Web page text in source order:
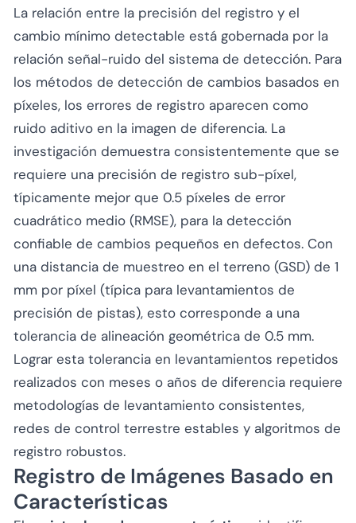
La relación entre la precisión del registro y el
cambio mínimo detectable está gobernada por la
relación señal-ruido del sistema de detección. Para
los métodos de detección de cambios basados en
píxeles, los errores de registro aparecen como
ruido aditivo en la imagen de diferencia. La
investigación demuestra consistentemente que se
requiere una precisión de registro sub-píxel,
típicamente mejor que 0.5 píxeles de error
cuadrático medio (RMSE), para la detección
confiable de cambios pequeños en defectos. Con
una distancia de muestreo en el terreno (GSD) de 1
mm por píxel (típica para levantamientos de
precisión de pistas), esto corresponde a una
tolerancia de alineación geométrica de 0.5 mm.
Lograr esta tolerancia en levantamientos repetidos
realizados con meses o años de diferencia requiere
metodologías de levantamiento consistentes,
redes de control terrestre estables y algoritmos de
registro robustos.
Registro de Imágenes Basado en
Características